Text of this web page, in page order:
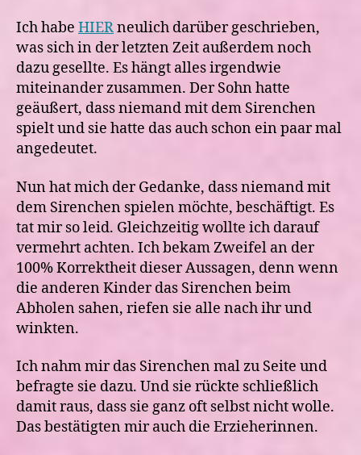
Ich habe HIERneulich darüber geschrieben,
was sich in der letzten Zeit außerdem noch
dazu gesellte. Es hängt alles irgendwie
miteinander zusammen. Der Sohn hatte
geäußert, dass niemand mit dem Sirenchen
spielt und sie hatte das auch schon ein paar mal
angedeutet.
Nun hat mich der Gedanke, dass niemand mit
dem Sirenchen spielen möchte, beschäftigt. Es
tat mir so leid. Gleichzeitig wollte ich darauf
vermehrt achten. Ich bekam Zweifel an der
100% Korrektheit dieser Aussagen, denn wenn
die anderen Kinder das Sirenchen beim
Abholen sahen, riefen sie alle nach ihr und
winkten.
Ich nahm mir das Sirenchen mal zu Seite und
befragte sie dazu. Und sie rückte schließlich
damit raus, dass sie ganz oft selbst nicht wolle.
Das bestätigten mir auch die Erzieherinnen.